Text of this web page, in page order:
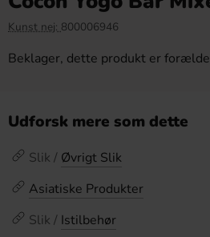
Kunst nej: 800006946
Beklager, dette produkt er
Udforsk mere som dette
Slik / Øvrigt Slik
Asiatiske Produkter
Slik / Istilbehør